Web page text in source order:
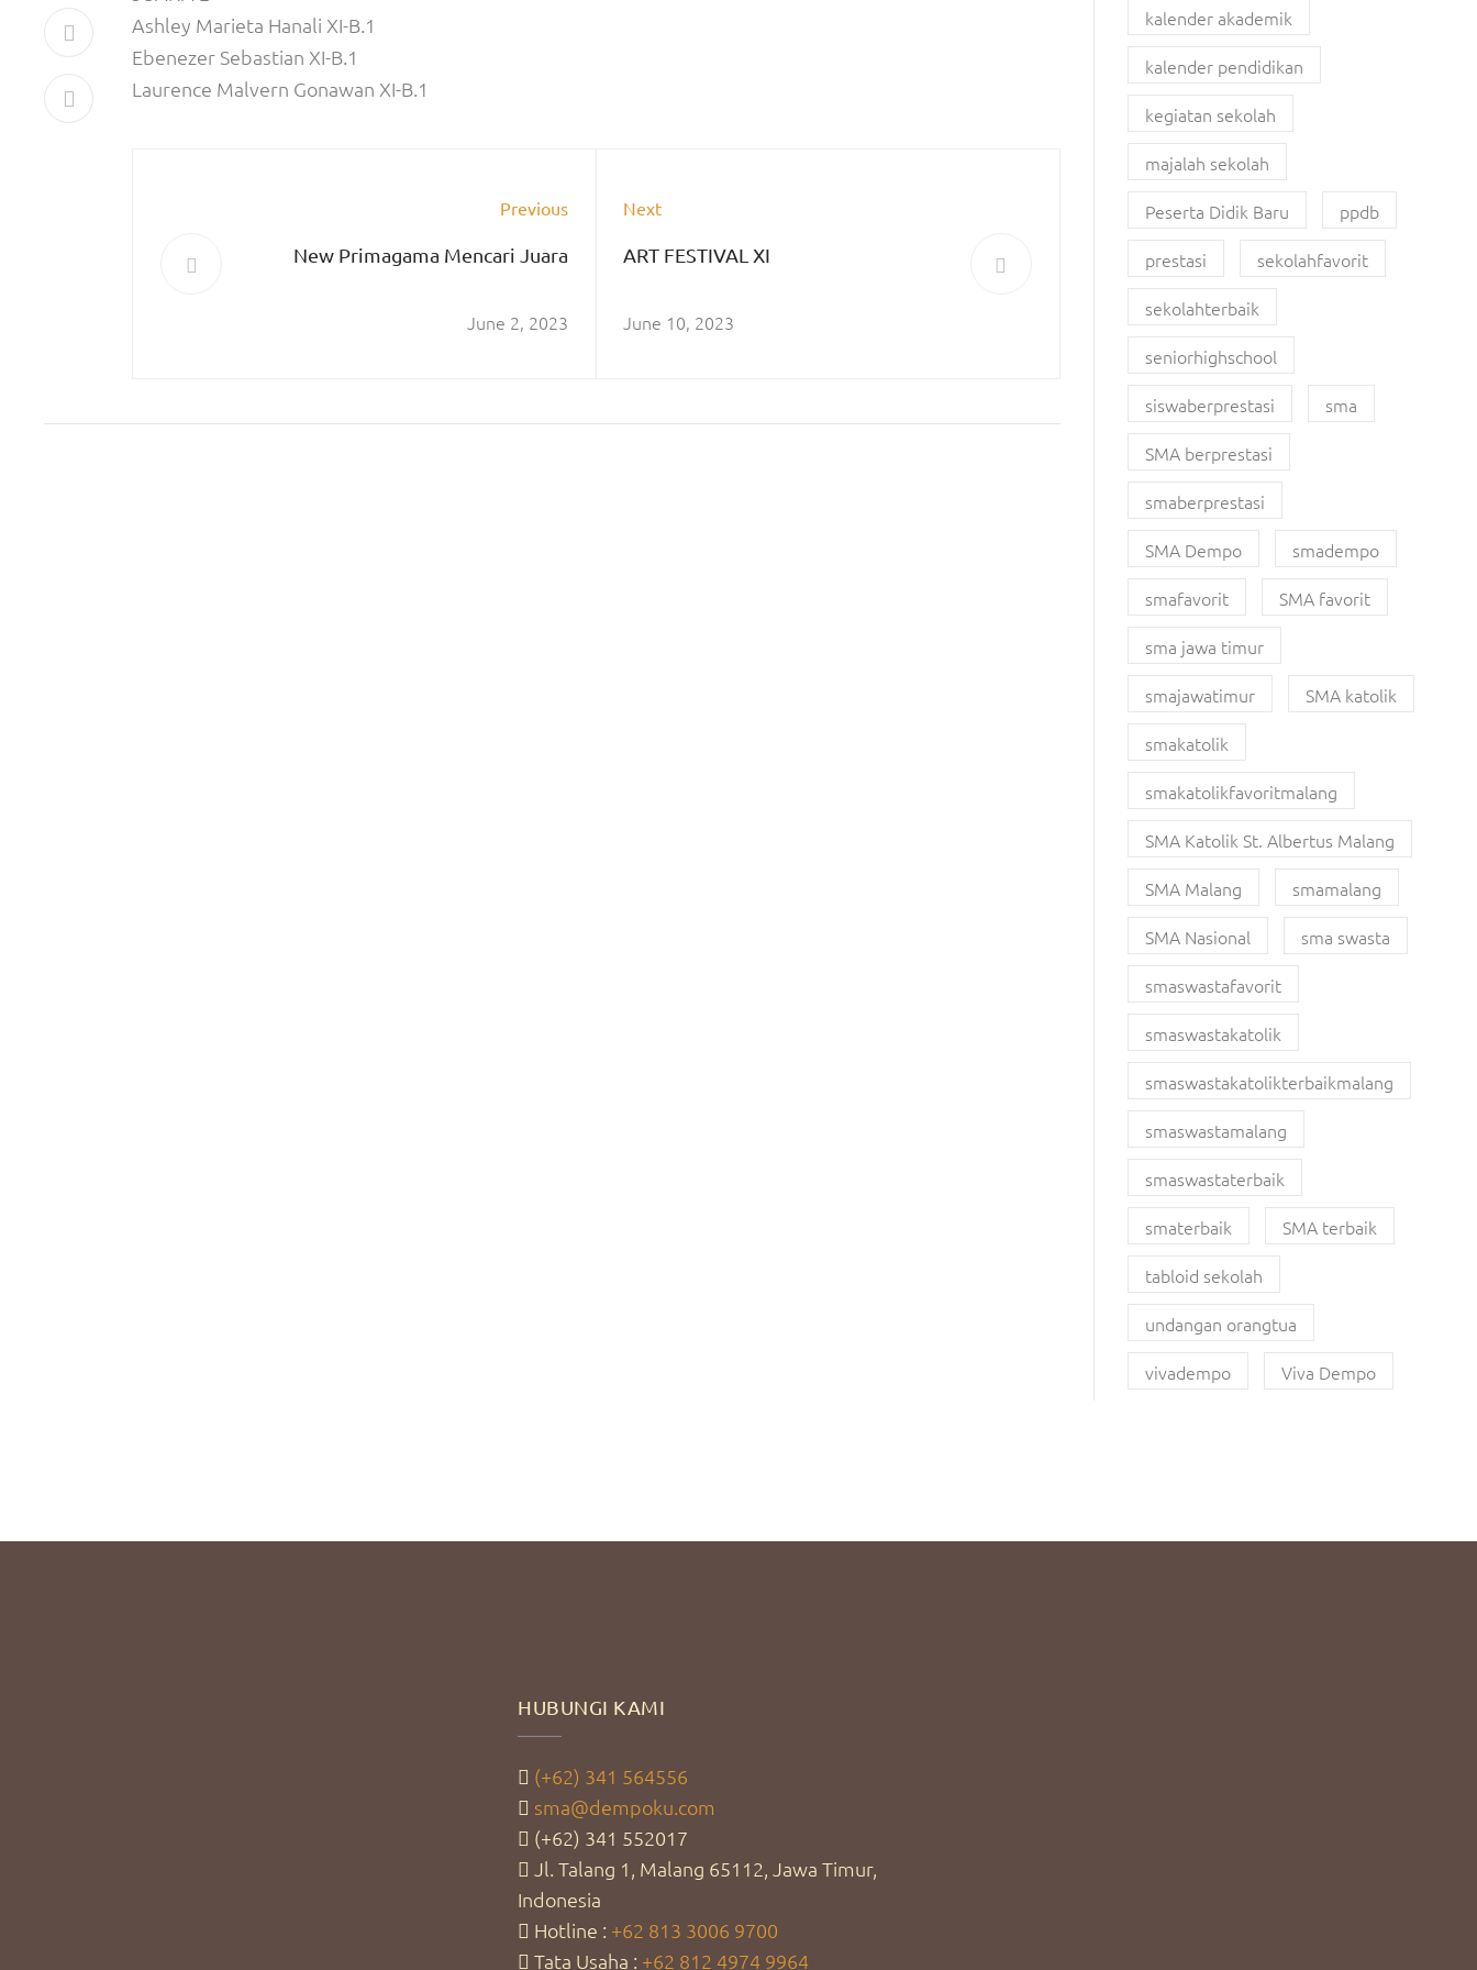
Ashley Marieta Hanali XI-B.1
Ebenezer Sebastian XI-B.1
Laurence Malvern Gonawan XI-B.1
Previous
New Primagama Mencari Juara
June 2, 2023
Next
ART FESTIVAL XI
June 10, 2023
kalender akademik
kalender pendidikan
kegiatan sekolah
majalah sekolah
Peserta Didik Baru
ppdb
prestasi
sekolahfavorit
sekolahterbaik
seniorhighschool
siswaberprestasi
sma
SMA berprestasi
smaberprestasi
SMA Dempo
smadempo
smafavorit
SMA favorit
sma jawa timur
smajawatimur
SMA katolik
smakatolik
smakatolikfavoritmalang
SMA Katolik St. Albertus Malang
SMA Malang
smamalang
SMA Nasional
sma swasta
smaswastafavorit
smaswastakatolik
smaswastakatolikterbaikmalang
smaswastamalang
smaswastaterbaik
smaterbaik
SMA terbaik
tabloid sekolah
undangan orangtua
vivadempo
Viva Dempo
HUBUNGI KAMI
(+62) 341 564556
sma@dempoku.com
(+62) 341 552017
Jl. Talang 1, Malang 65112, Jawa Timur,
Indonesia
Hotline : +62 813 3006 9700
Tata Usaha : +62 812 4974 9964